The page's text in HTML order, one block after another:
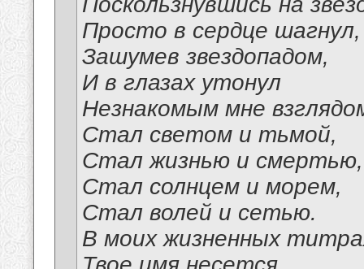
Просто в сердце шагнул,
Зашумев звездопадом,
И в глазах утонул
Незнакомым мне
Стал светом и тьмой,
Стал жизнью и смертью,
Стал солнцем и морем,
Стал волей и сетью.
В моих жизненных